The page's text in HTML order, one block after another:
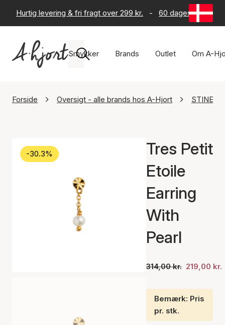
Hurtig levering & fri fragt over 299 kr. - 60 dages returret
Smykker Brands Outlet Om A-
Forside Oversigt - alle brands hos A-Hjort STINE A
-30.3%
Tres Petit
Etoile
Earring
With
Pearl
314,00 kr. 219,00 kr.
Bemærk: Pris
pr. stk.